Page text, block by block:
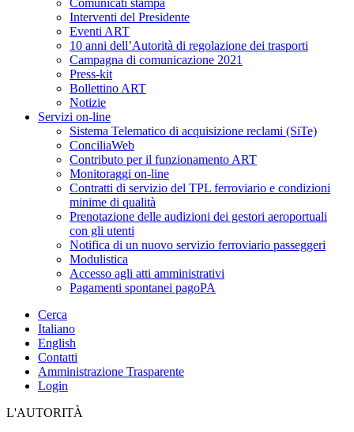
Comunicati stampa
Interventi del Presidente
Eventi ART
10 anni dell’Autorità di regolazione dei trasporti
Campagna di comunicazione 2021
Press-kit
Bollettino ART
Notizie
Servizi on-line
Sistema Telematico di acquisizione reclami (SiTe)
ConciliaWeb
Contributo per il funzionamento ART
Monitoraggi on-line
Contratti di servizio del TPL ferroviario e condizioni
minime di qualità
Prenotazione delle audizioni dei gestori aeroportuali
con gli utenti
Notifica di un nuovo servizio ferroviario passeggeri
Modulistica
Accesso agli atti amministrativi
Pagamenti spontanei pagoPA
Cerca
Italiano
English
Contatti
Amministrazione Trasparente
Login
L'AUTORITÀ